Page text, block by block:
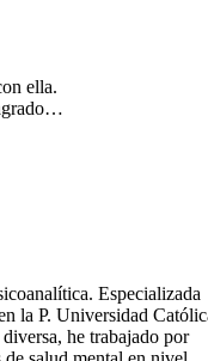
ella.
Especializada
la P. Universidad
he trabajado por